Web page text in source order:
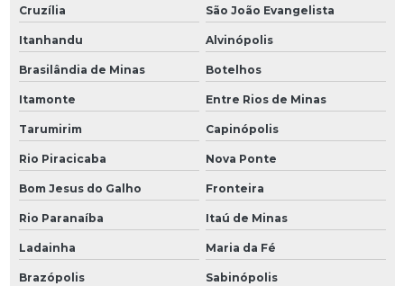
Cruzília São João Evangelista
Itanhandu Alvinópolis
Brasilândia de Minas Botelhos
Itamonte Entre Rios de Minas
Tarumirim Capinópolis
Rio Piracicaba Nova Ponte
Bom Jesus do Galho Fronteira
Rio Paranaíba Itaú de Minas
Ladainha Maria da Fé
Brazópolis Sabinópolis